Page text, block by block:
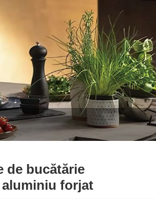
de bucătărie
forjat